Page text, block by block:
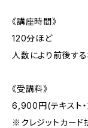
《講座時間》
120分ほど
人数により前後す
《受講料》
6,900円(テキスト・
※クレジットカード